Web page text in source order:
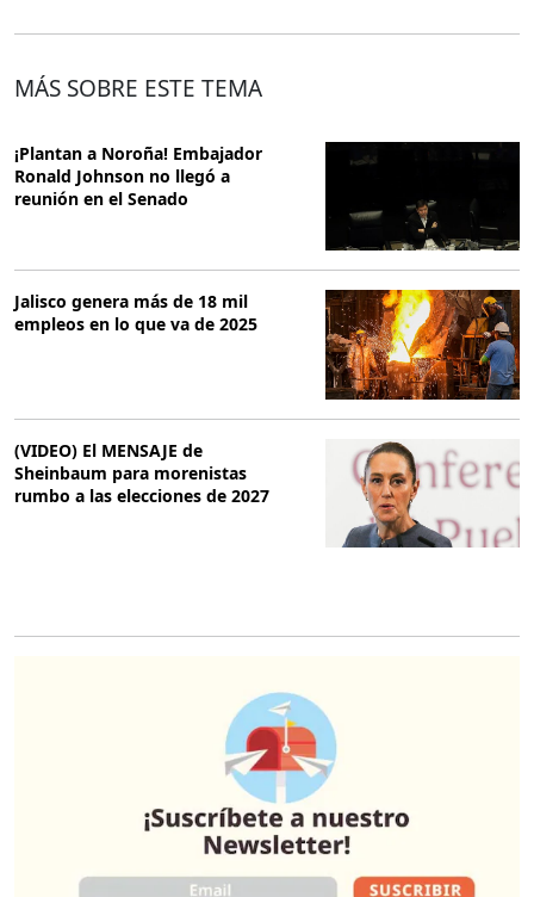
MÁS SOBRE ESTE TEMA
¡Plantan a Noroña! Embajador
Ronald Johnson no llegó a
reunión en el Senado
Jalisco genera más de 18 mil
empleos en lo que va de 2025
(VIDEO) El MENSAJE de
Sheinbaum para morenistas
rumbo a las elecciones de 2027